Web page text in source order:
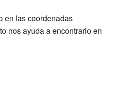
en las coordenadas
nos ayuda a encontrarlo en